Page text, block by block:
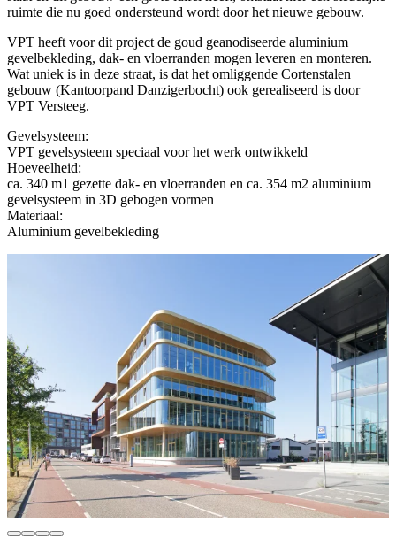
ruimte die nu goed ondersteund wordt door het nieuwe gebouw.
VPT heeft voor dit project de goud geanodiseerde aluminium
gevelbekleding, dak- en vloerranden mogen leveren en monteren.
Wat uniek is in deze straat, is dat het omliggende Cortenstalen
gebouw (Kantoorpand Danzigerbocht) ook gerealiseerd is door
VPT Versteeg.
Gevelsysteem:
VPT gevelsysteem speciaal voor het werk ontwikkeld
Hoeveelheid:
ca. 340 m1 gezette dak- en vloerranden en ca. 354 m2 aluminium
gevelsysteem in 3D gebogen vormen
Materiaal:
Aluminium gevelbekleding